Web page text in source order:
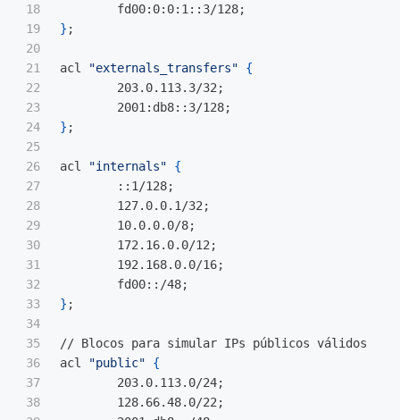
18
19
20
21
22
23
24
25
26
27
28
29
30
31
32
33
34
35
36
37
38
	fd00:0:0:1::3/128
;
} ;
acl "externals_transfers"
{
	203.0.113.3/32
;
	2001:db8::3/128
;
} ;
acl "internals"
{
	::1/128
;
	127.0.0.1/32
;
	10.0.0.0/8
;
	172.16.0.0/12
;
	192.168.0.0/16
;
        fd00::/48
;
} ;
// Blocos para simular IPs públicos válidos
acl
"public"
{
	203.0.113.0/24
;
	128.66.48.0/22
;